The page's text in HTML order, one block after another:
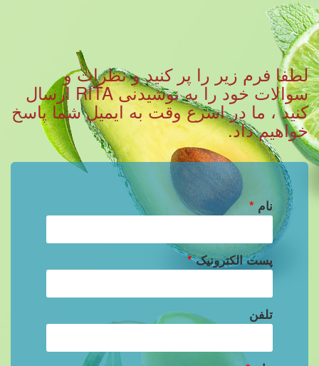
لطفا فرم زیر را پر کنید و نظرات و
سوالات خود را به نوشیدنی RITA ارسال
کنید ، ما در اسرع وقت به ایمیل شما پاسخ
خواهیم داد.
نام *
پست الکترونیک*
تلفن